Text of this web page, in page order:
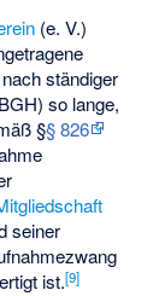
(e. V.)
ständiger
so lange,
§§ 826
seiner
ist.[9]